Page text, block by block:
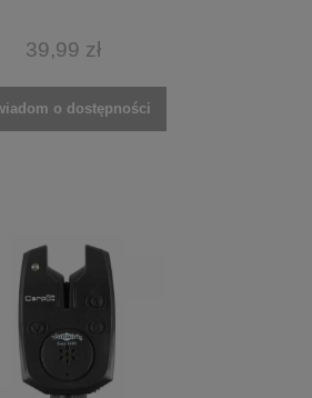
39,99 zł
o dostępności